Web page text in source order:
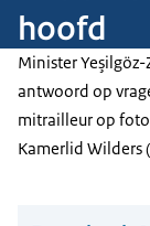
hoofd
Minister Yeşilgöz-
antwoord op
mitrailleur op
Kamerlid Wilders